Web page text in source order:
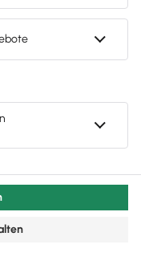
des
Zahlung